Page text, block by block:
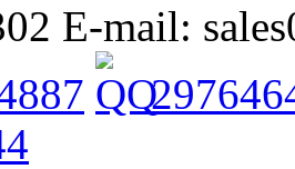
E-mail: